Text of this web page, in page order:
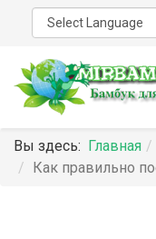
Вы здесь: Главная
Как правильно